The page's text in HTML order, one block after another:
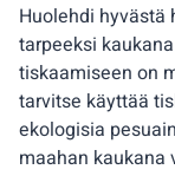
Huolehdi hyvästä
tarpeeksi
tiskaamiseen on
tarvitse käyttää
ekologisia
maahan kaukana